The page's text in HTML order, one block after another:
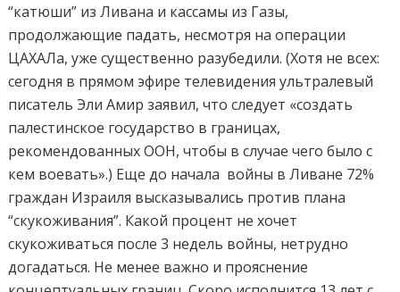
“катюши” из Ливана и кассамы из Газы,
продолжающие падать, несмотря на операции
ЦАХАЛа, уже существенно разубедили. (Хотя не всех:
сегодня в прямом эфире телевидения ультралевый
писатель Эли Амир заявил, что следует «создать
палестинское государство в границах,
рекомендованных ООН, чтобы в случае чего было с
кем воевать».) Еще до начала войны в Ливане 72%
граждан Израиля высказывались против плана
“скукоживания”. Какой процент не хочет
скукоживаться после 3 недель войны, нетрудно
догадаться. Не менее важно и прояснение